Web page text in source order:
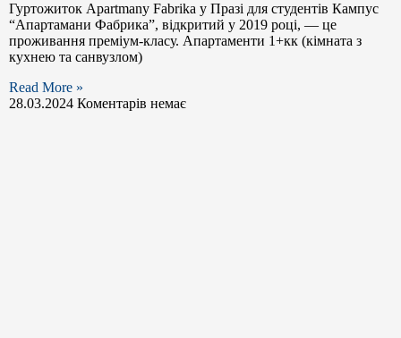
Гуртожиток Apartmany Fabrika у Празі для студентів Кампус
“Апартамани Фабрика”, відкритий у 2019 році, — це
проживання преміум-класу. Апартаменти 1+кк (кімната з
кухнею та санвузлом)
Read More »
28.03.2024 Коментарів немає